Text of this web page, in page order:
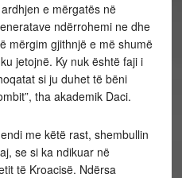
e mërgatës në
ndërrohemi ne dhe
mërgim gjithnjë e më shumë
jetojnë. Ky nuk është faji i
si ju duhet të bëni
tha akademik Daci.
me këtë rast, shembullin
se si ka ndikuar në
të Kroacisë. Ndërsa